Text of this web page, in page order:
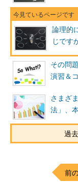
論理的
じです
その問
演習＆
さまざ
法」、
過
前